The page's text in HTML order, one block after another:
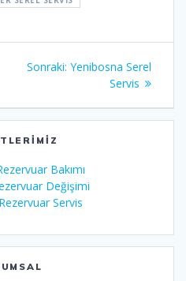
Sonraki: Sonraki
Yenibosna Serel
Servis
Bakımı
Değişimi
Servis